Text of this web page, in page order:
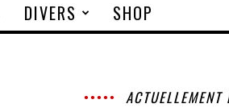
DIVERS SHOP